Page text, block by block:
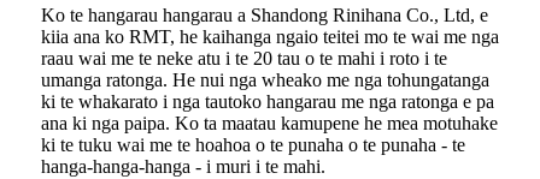
Ko te hangarau hangarau a Shandong Rinihana Co., Ltd, e
kiia ana ko RMT, he kaihanga ngaio teitei mo te wai me nga
raau wai me te neke atu i te 20 tau o te mahi i roto i te
umanga ratonga. He nui nga wheako me nga tohungatanga
ki te whakarato i nga tautoko hangarau me nga ratonga e pa
ana ki nga paipa. Ko ta maatau kamupene he mea motuhake
ki te tuku wai me te hoahoa o te punaha o te punaha - te
hanga-hanga-hanga - i muri i te mahi.